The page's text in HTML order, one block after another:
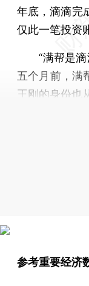
年底，滴滴完
仅此一笔投资
“满帮是滴
五个月前，满
王刚的身份也
参考重要经济